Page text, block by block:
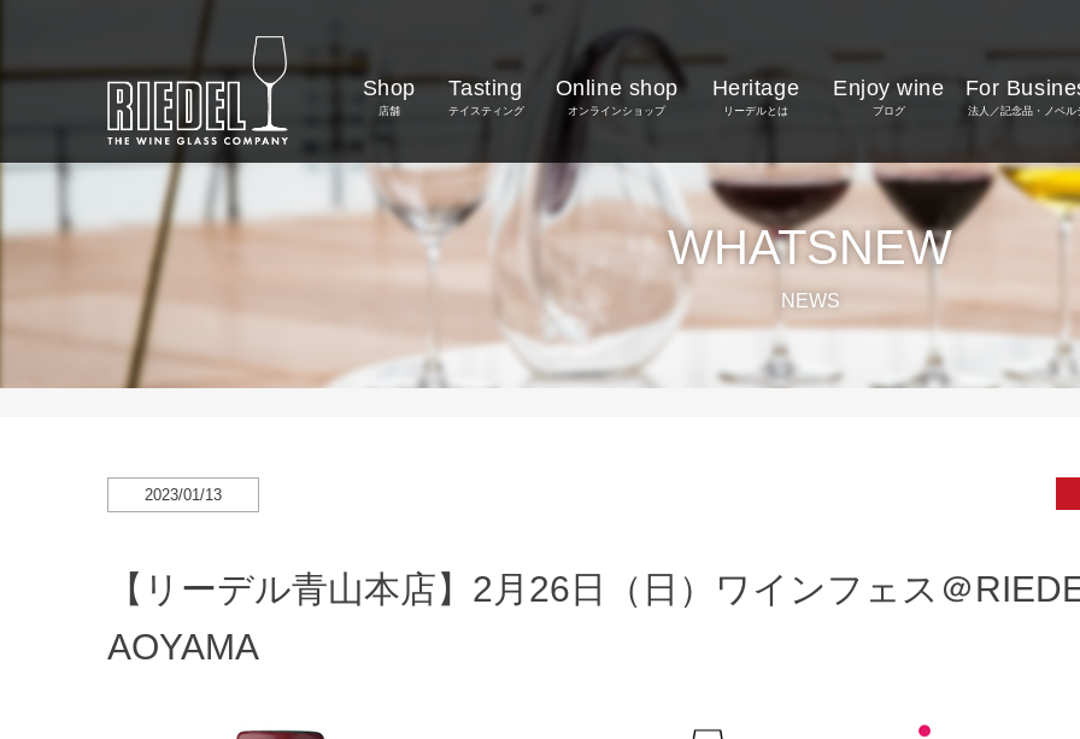
Shop
店舗
Tasting
テイスティング
Online shop
オンラインショップ
Heritage
リーデルとは
Enjoy wine
ブログ
For
法人／記念品・ノベル
WHATSNEW
NEWS
2023/01/13
【リーデル青山本店】2月26日（日）ワインフェス＠
AOYAMA